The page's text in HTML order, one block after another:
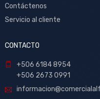
Contáctenos
Servicio al cliente
CONTACTO
+506 6184 8954
+506 2673 0991